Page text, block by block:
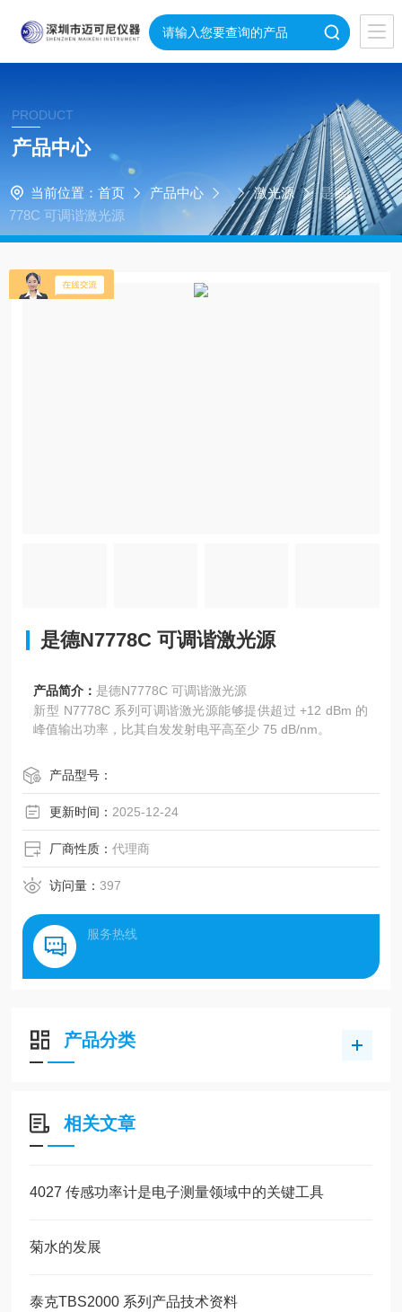
PRODUCT
产品中心
当前位置： 首页 产品中心 激光源
是德N7
778C 可调谐激光源
是德N7778C 可调谐激光源
产品简介： 是德N7778C 可调谐激光源
新型 N7778C 系列可调谐激光源能够提供超过 +12 dBm 的
峰值输出功率，比其自发发射电平高至少 75 dB/nm。
产品型号：
更新时间： 2025-12-24
厂商性质：代理商
访问量：397
服务热线
产品分类
相关文章
4027 传感功率计是电子测量领域中的关键工具
菊水的发展
泰克TBS2000 系列产品技术资料